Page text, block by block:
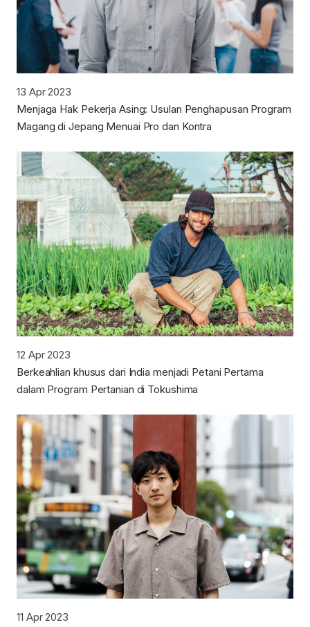
13 Apr 2023
Menjaga Hak Pekerja Asing: Usulan Penghapusan Program
Magang di Jepang Menuai Pro dan Kontra
12 Apr 2023
Berkeahlian khusus dari India menjadi Petani Pertama
dalam Program Pertanian di Tokushima
11 Apr 2023